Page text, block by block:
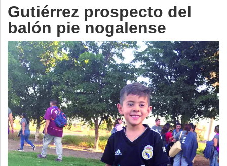
Gutiérrez prospecto del
balón pie nogalense